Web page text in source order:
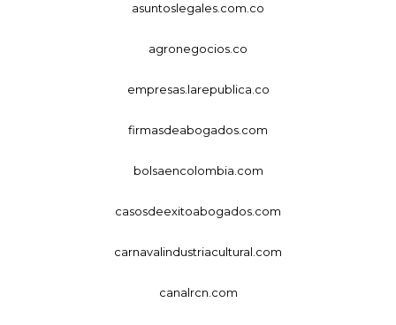
asuntoslegales.com.co
agronegocios.co
empresas.larepublica.co
firmasdeabogados.com
bolsaencolombia.com
casosdeexitoabogados.com
carnavalindustriacultural.com
canalrcn.com